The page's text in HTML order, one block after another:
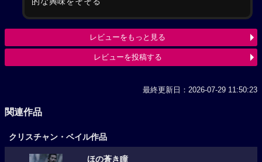
レビューをもっと見る
レビューを投稿する
最終更新日：2026-07-29 11:50:23
関連作品
クリスチャン・ベイル作品
ほの蒼き瞳